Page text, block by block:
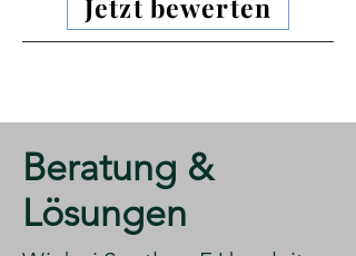
​Beratung &
Lösungen